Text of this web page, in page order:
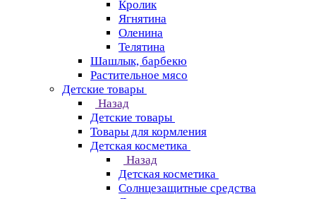
Кролик
Ягнятина
Оленина
Телятина
Шашлык, барбекю
Растительное мясо
Детские товары
Назад
Детские товары
Товары для кормления
Детская косметика
Назад
Детская косметика
Солнцезащитные средства